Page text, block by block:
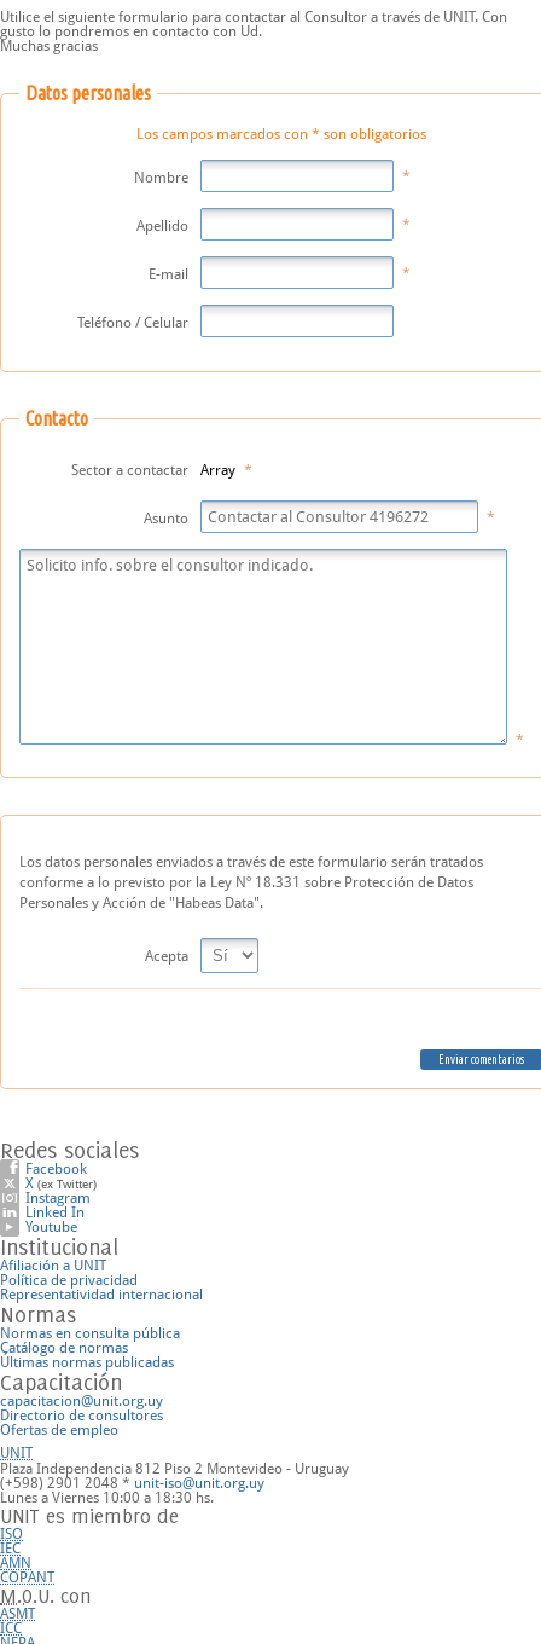
Utilice el siguiente formulario para contactar al Consultor a través de UNIT. Con
gusto lo pondremos en contacto con Ud.
Muchas gracias
Datos personales
Los campos marcados con * son obligatorios
Nombre
Apellido
E-mail
Teléfono / Celular
Contacto
Sector a contactar Array
Asunto
Los datos personales enviados a través de este formulario serán tratados
conforme a lo previsto por la Ley Nº 18.331 sobre Protección de Datos
Personales y Acción de "Habeas Data".
Acepta
Enviar comentarios
Redes sociales
Facebook
X (ex Twitter)
Instagram
Linked In
Youtube
Institucional
Afiliación a UNIT
Política de privacidad
Representatividad internacional
Normas
Normas en consulta pública
Catálogo de normas
Últimas normas publicadas
Capacitación
capacitacion@unit.org.uy
Directorio de consultores
Ofertas de empleo
UNIT
Plaza Independencia 812 Piso 2 Montevideo - Uruguay
(+598) 2901 2048 * unit-iso@unit.org.uy
Lunes a Viernes 10:00 a 18:30 hs.
UNIT es miembro de
ISO
IEC
AMN
COPANT
M.O.U. con
ASMT
ICC